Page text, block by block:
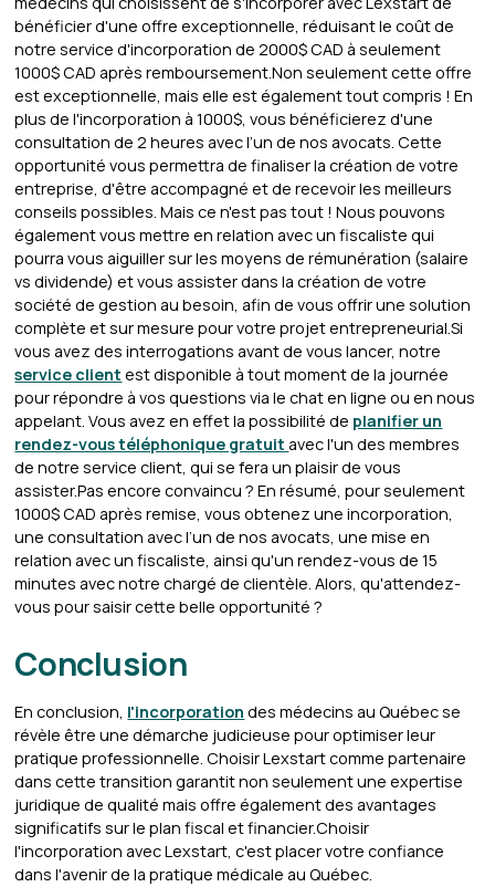
bénéficier d'une offre exceptionnelle, réduisant le coût de
notre service d'incorporation de 2000$ CAD à seulement
1000$ CAD après remboursement.Non seulement cette offre
est exceptionnelle, mais elle est également tout compris ! En
plus de l'incorporation à 1000$, vous bénéficierez d'une
consultation de 2 heures avec l’un de nos avocats. Cette
opportunité vous permettra de finaliser la création de votre
entreprise, d'être accompagné et de recevoir les meilleurs
conseils possibles. Mais ce n'est pas tout ! Nous pouvons
également vous mettre en relation avec un fiscaliste qui
pourra vous aiguiller sur les moyens de rémunération (salaire
vs dividende) et vous assister dans la création de votre
société de gestion au besoin, afin de vous offrir une solution
complète et sur mesure pour votre projet entrepreneurial.Si
vous avez des interrogations avant de vous lancer, notre
service client est disponible à tout moment de la journée
pour répondre à vos questions via le chat en ligne ou en nous
appelant. Vous avez en effet la possibilité de planifier un
rendez-vous téléphonique gratuit avec l'un des membres
de notre service client, qui se fera un plaisir de vous
assister.Pas encore convaincu ? En résumé, pour seulement
1000$ CAD après remise, vous obtenez une incorporation,
une consultation avec l’un de nos avocats, une mise en
relation avec un fiscaliste, ainsi qu'un rendez-vous de 15
minutes avec notre chargé de clientèle. Alors, qu'attendez-
vous pour saisir cette belle opportunité ?
Conclusion
En conclusion, l'incorporation des médecins au Québec se
révèle être une démarche judicieuse pour optimiser leur
pratique professionnelle. Choisir Lexstart comme partenaire
dans cette transition garantit non seulement une expertise
juridique de qualité mais offre également des avantages
significatifs sur le plan fiscal et financier.Choisir
l'incorporation avec Lexstart, c'est placer votre confiance
dans l'avenir de la pratique médicale au Québec.